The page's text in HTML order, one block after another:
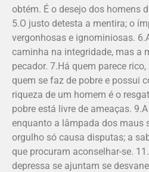
obtém. É o desejo dos homens
5.O justo detesta a mentira; o
vergonhosas e ignominiosas.
caminha na integridade, mas a
pecador. 7.Há quem parece
quem se faz de pobre e possui
riqueza de um homem é o
pobre está livre de ameaças.
enquanto a lâmpada dos maus
orgulho só causa disputas; a
que procuram aconselhar-se.
depressa se ajuntam se